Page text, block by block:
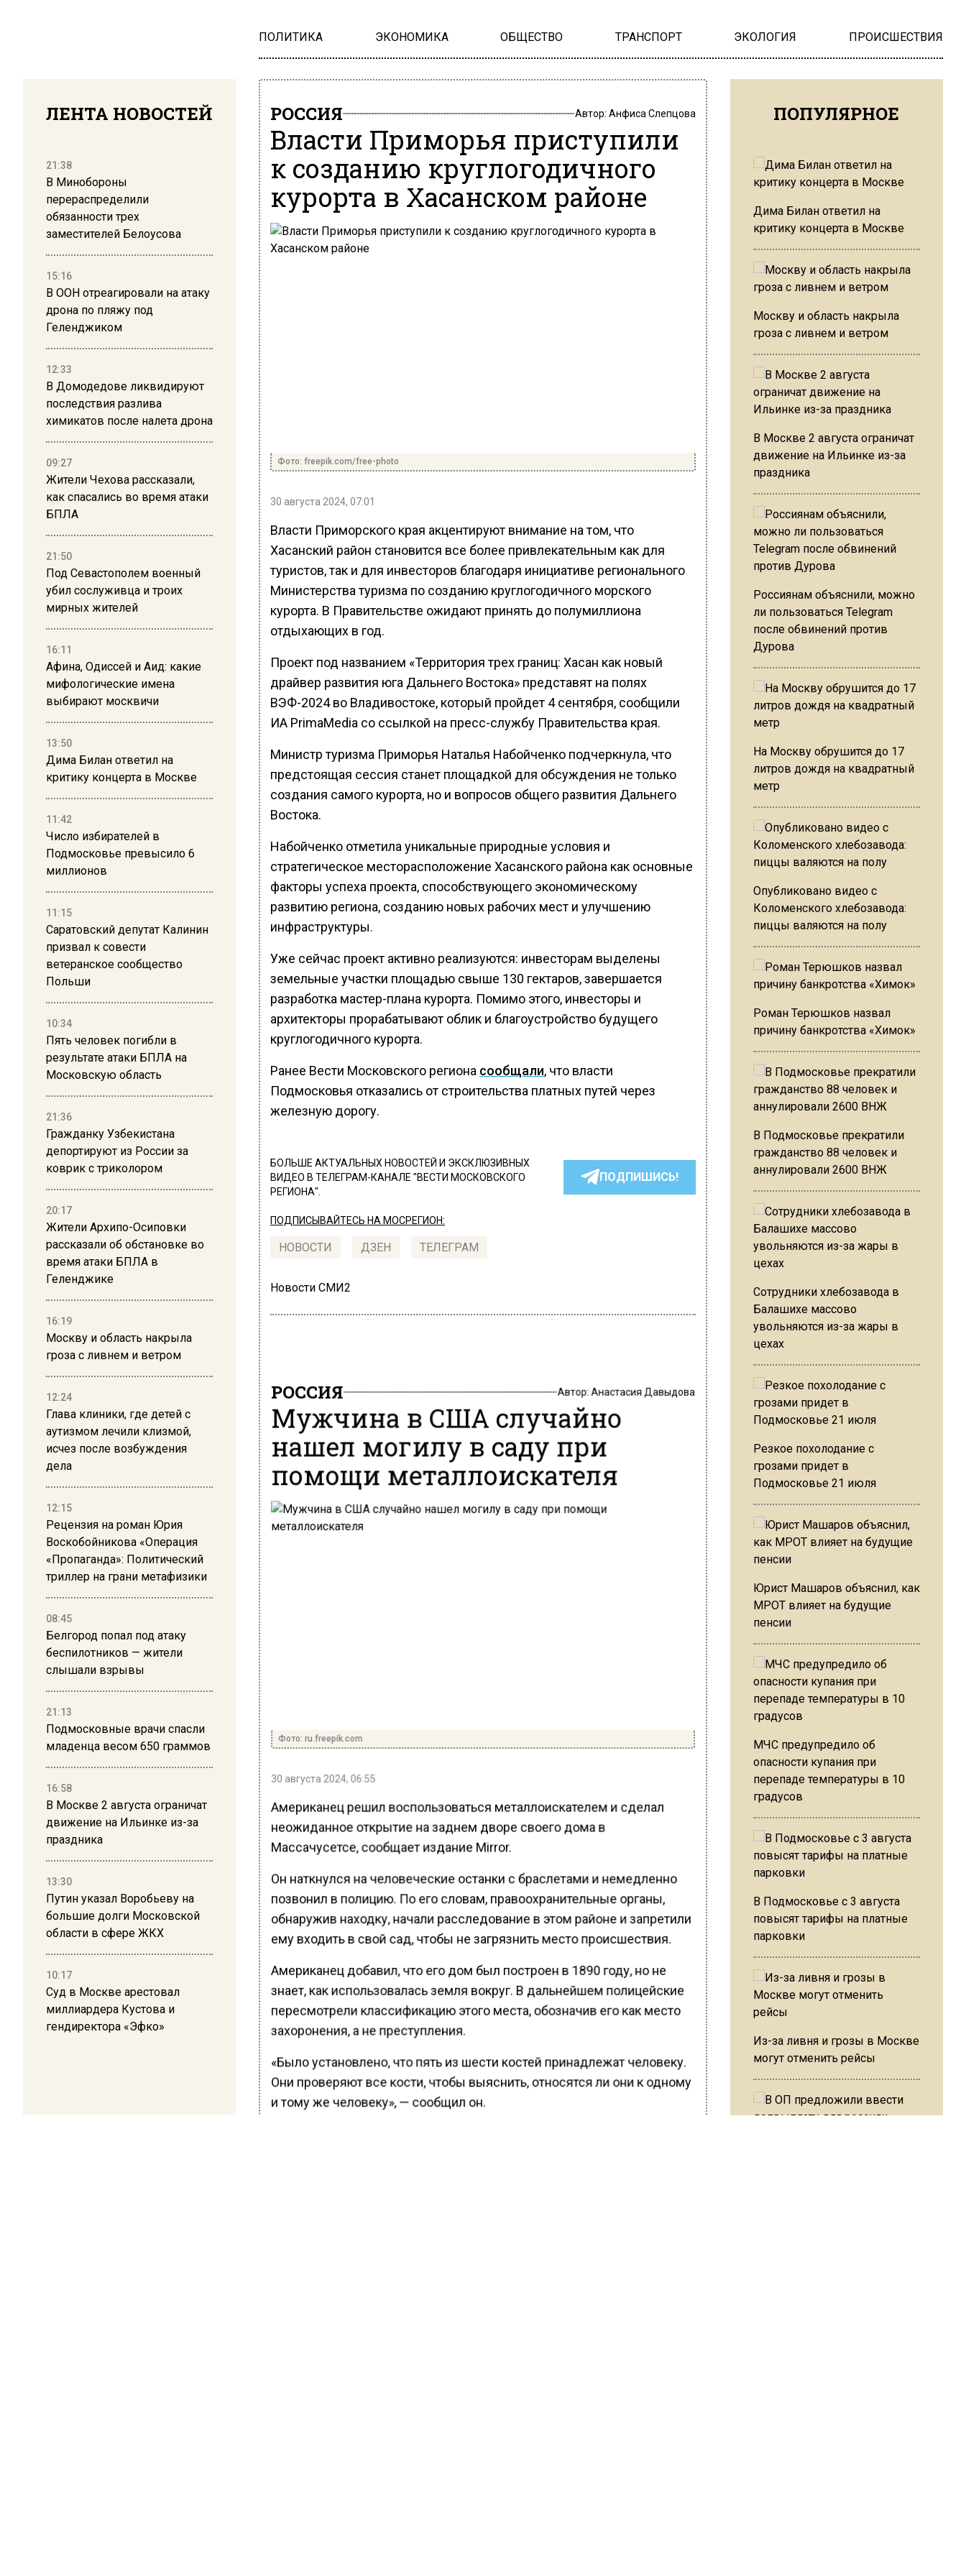
ПОЛИТИКА ЭКОНОМИКА ОБЩЕСТВО ТРАНСПОРТ ЭКОЛОГИЯ ПРОИСШЕСТВИЯ
ЛЕНТА НОВОСТЕЙ
21:38
В Минобороны
перераспределили
обязанности трех
заместителей Белоусова
15:16
В ООН отреагировали на атаку
дрона по пляжу под
Геленджиком
12:33
В Домодедове ликвидируют
последствия разлива
химикатов после налета дрона
09:27
Жители Чехова рассказали,
как спасались во время атаки
БПЛА
21:50
Под Севастополем военный
убил сослуживца и троих
мирных жителей
16:11
Афина, Одиссей и Аид: какие
мифологические имена
выбирают москвичи
13:50
Дима Билан ответил на
критику концерта в Москве
11:42
Число избирателей в
Подмосковье превысило 6
миллионов
11:15
Саратовский депутат Калинин
призвал к совести
ветеранское сообщество
Польши
10:34
Пять человек погибли в
результате атаки БПЛА на
Московскую область
21:36
Гражданку Узбекистана
депортируют из России за
коврик с триколором
20:17
Жители Архипо-Осиповки
рассказали об обстановке во
время атаки БПЛА в
Геленджике
16:19
Москву и область накрыла
гроза с ливнем и ветром
12:24
Глава клиники, где детей с
аутизмом лечили клизмой,
исчез после возбуждения
дела
12:15
Рецензия на роман Юрия
Воскобойникова «Операция
«Пропаганда»: Политический
триллер на грани метафизики
08:45
Белгород попал под атаку
беспилотников — жители
слышали взрывы
21:13
Подмосковные врачи спасли
младенца весом 650 граммов
16:58
В Москве 2 августа ограничат
движение на Ильинке из-за
праздника
13:30
Путин указал Воробьеву на
большие долги Московской
области в сфере ЖКХ
10:17
Суд в Москве арестовал
миллиардера Кустова и
гендиректора «Эфко»
РОССИЯ Автор: Анфиса Слепцова
Власти Приморья приступили
к созданию круглогодичного
курорта в Хасанском районе
Фото: freepik.com/free-photo
30 августа 2024, 07:01
Власти Приморского края акцентируют внимание на том, что
Хасанский район становится все более привлекательным как для
туристов, так и для инвесторов благодаря инициативе регионального
Министерства туризма по созданию круглогодичного морского
курорта. В Правительстве ожидают принять до полумиллиона
отдыхающих в год.
Проект под названием «Территория трех границ: Хасан как новый
драйвер развития юга Дальнего Востока» представят на полях
ВЭФ-2024 во Владивостоке, который пройдет 4 сентября, сообщили
ИА PrimaMedia со ссылкой на пресс-службу Правительства края.
Министр туризма Приморья Наталья Набойченко подчеркнула, что
предстоящая сессия станет площадкой для обсуждения не только
создания самого курорта, но и вопросов общего развития Дальнего
Востока.
Набойченко отметила уникальные природные условия и
стратегическое месторасположение Хасанского района как основные
факторы успеха проекта, способствующего экономическому
развитию региона, созданию новых рабочих мест и улучшению
инфраструктуры.
Уже сейчас проект активно реализуются: инвесторам выделены
земельные участки площадью свыше 130 гектаров, завершается
разработка мастер-плана курорта. Помимо этого, инвесторы и
архитекторы прорабатывают облик и благоустройство будущего
круглогодичного курорта.
Ранее Вести Московского региона сообщали, что власти
Подмосковья отказались от строительства платных путей через
железную дорогу.
БОЛЬШЕ АКТУАЛЬНЫХ НОВОСТЕЙ И ЭКСКЛЮЗИВНЫХ
ВИДЕО В ТЕЛЕГРАМ-КАНАЛЕ "ВЕСТИ МОСКОВСКОГО
РЕГИОНА".
ПОДПИШИСЬ!
ПОДПИСЫВАЙТЕСЬ НА МОСРЕГИОН:
НОВОСТИ ДЗЕН ТЕЛЕГРАМ
Новости СМИ2
РОССИЯ Автор: Анастасия Давыдова
Мужчина в США случайно
нашел могилу в саду при
помощи металлоискателя
Фото: ru.freepik.com
30 августа 2024, 06:55
Американец решил воспользоваться металлоискателем и сделал
неожиданное открытие на заднем дворе своего дома в
Массачусетсе, сообщает издание Mirror.
Он наткнулся на человеческие останки с браслетами и немедленно
позвонил в полицию. По его словам, правоохранительные органы,
обнаружив находку, начали расследование в этом районе и запретили
ему входить в свой сад, чтобы не загрязнить место происшествия.
Американец добавил, что его дом был построен в 1890 году, но не
знает, как использовалась земля вокруг. В дальнейшем полицейские
пересмотрели классификацию этого места, обозначив его как место
захоронения, а не преступления.
«Было установлено, что пять из шести костей принадлежат человеку.
Они проверяют все кости, чтобы выяснить, относятся ли они к одному
и тому же человеку», — сообщил он.
ПОПУЛЯРНОЕ
Дима Билан ответил на
критику концерта в Москве
Москву и область накрыла
гроза с ливнем и ветром
В Москве 2 августа ограничат
движение на Ильинке из-за
праздника
Россиянам объяснили, можно
ли пользоваться Telegram
после обвинений против
Дурова
На Москву обрушится до 17
литров дождя на квадратный
метр
Опубликовано видео с
Коломенского хлебозавода:
пиццы валяются на полу
Роман Терюшков назвал
причину банкротства «Химок»
В Подмосковье прекратили
гражданство 88 человек и
аннулировали 2600 ВНЖ
Сотрудники хлебозавода в
Балашихе массово
увольняются из-за жары в
цехах
Резкое похолодание с
грозами придет в
Подмосковье 21 июля
Юрист Машаров объяснил, как
МРОТ влияет на будущие
пенсии
МЧС предупредило об
опасности купания при
перепаде температуры в 10
градусов
В Подмосковье с 3 августа
повысят тарифы на платные
парковки
Из-за ливня и грозы в Москве
могут отменить рейсы